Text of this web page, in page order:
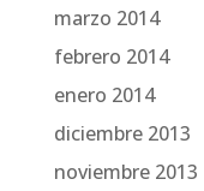
marzo 2014
febrero 2014
enero 2014
diciembre 2013
noviembre 2013